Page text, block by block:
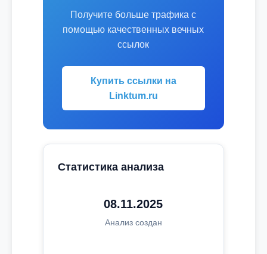
Получите больше трафика с
помощью качественных вечных
ссылок
Купить ссылки на
Linktum.ru
Статистика анализа
08.11.2025
Анализ создан